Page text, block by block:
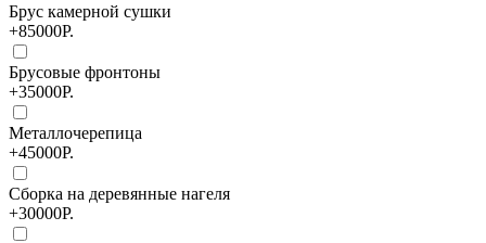
Брус камерной сушки
+85000Р.
Брусовые фронтоны
+35000Р.
Металлочерепица
+45000Р.
Сборка на деревянные нагеля
+30000Р.